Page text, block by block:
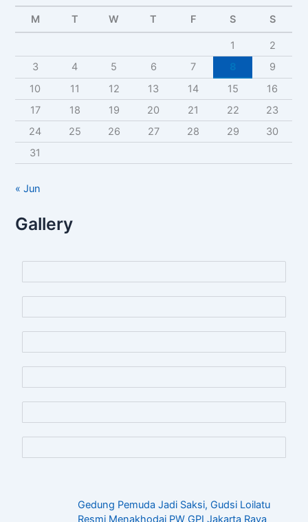
c
f
:
M T W T F S S
1
2
3
4 5 6 7 8
9
10
11 12 13 14 15
16
17
18 19 20 21 22
23
24
25 26 27 28 29
30
31
« Jun
Gallery
Gedung Pemuda Jadi Saksi, Gudsi Loilatu
Resmi Menakhodai PW GPI Jakarta Raya